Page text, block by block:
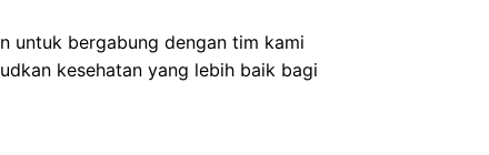
untuk bergabung dengan tim kami
kesehatan yang lebih baik bagi